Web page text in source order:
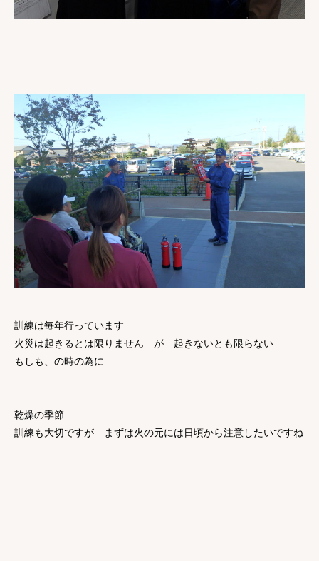
訓練は毎年行っています
火災は起きるとは限りません が 起きないとも限らない
もしも、の時の為に
乾燥の季節
訓練も大切ですが まずは火の元には日頃から注意したいですね